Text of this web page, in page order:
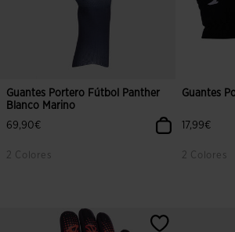
Guantes Portero Fútbol Panther
Blanco Marino
69,90€
2 Colores
5 sobre 5 de valoración de clientes
Guantes
17,99€
2 Colores
3,3